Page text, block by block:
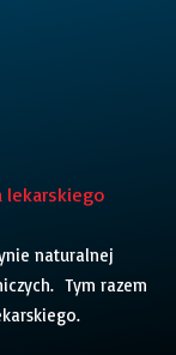
lekarskiego
naturalnej
Tym razem